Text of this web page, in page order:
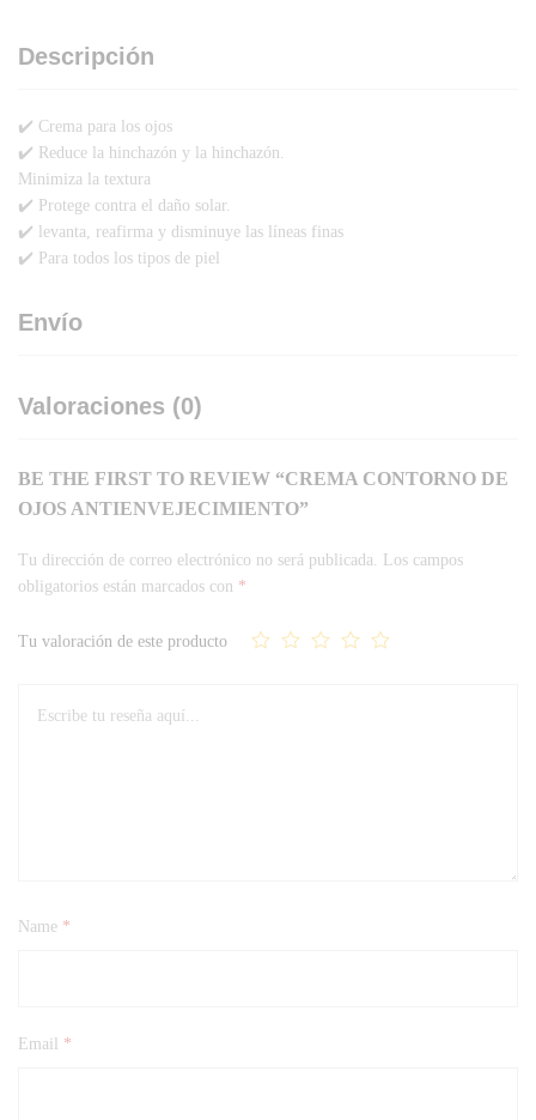
Descripción
✔️ Crema para los ojos
✔️ Reduce la hinchazón y la hinchazón.
Minimiza la textura
✔️ Protege contra el daño solar.
✔️ levanta, reafirma y disminuye las líneas finas
✔️ Para todos los tipos de piel
Envío
Valoraciones (0)
BE THE FIRST TO REVIEW “CREMA CONTORNO DE
OJOS ANTIENVEJECIMIENTO”
Tu dirección de correo electrónico no será publicada.
Los campos
obligatorios están marcados con *
Tu valoración de este producto
Name *
Email *